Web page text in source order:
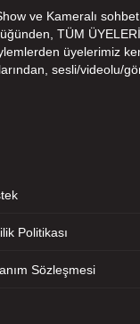
ve Kameralı
TÜM
üyelerimiz
sesli/videolu/
Politikası
Sözleşmesi